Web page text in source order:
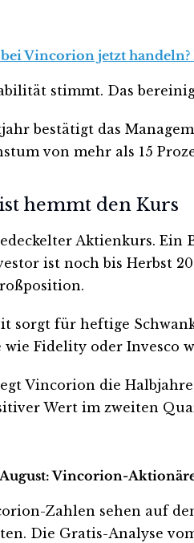
Vincorion jetzt handeln?
stimmt. Das
bestätigt das
von mehr als 15
hemmt den Kurs
Aktienkurs.
ist noch bis Herbst
sorgt für heftige
Fidelity oder Invesco
Vincorion die
Wert im zweiten
August: Vincorion-
Zahlen sehen auf
Die Gratis-Analyse